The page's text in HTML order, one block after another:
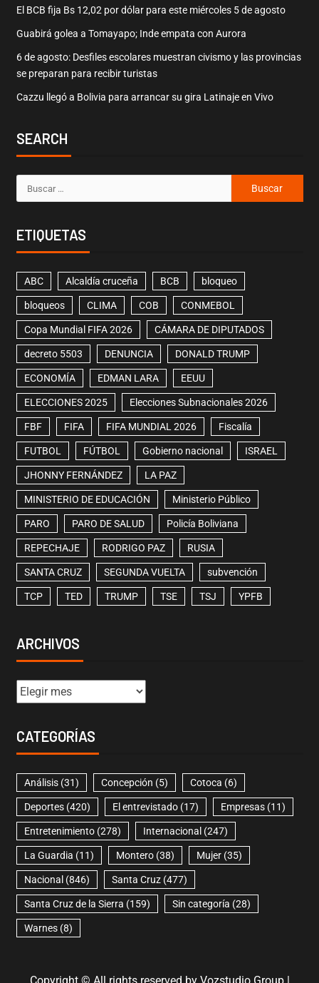
El BCB fija Bs 12,02 por dólar para este miércoles 5 de agosto
Guabirá golea a Tomayapo; Inde empata con Aurora
6 de agosto: Desfiles escolares muestran civismo y las provincias
se preparan para recibir turistas
Cazzu llegó a Bolivia para arrancar su gira Latinaje en Vivo
SEARCH
ETIQUETAS
ABC Alcaldía cruceña BCB bloqueo
bloqueos CLIMA COB CONMEBOL
Copa Mundial FIFA 2026 CÁMARA DE DIPUTADOS
decreto 5503 DENUNCIA DONALD TRUMP
ECONOMÍA EDMAN LARA EEUU
ELECCIONES 2025 Elecciones Subnacionales 2026
FBF FIFA FIFA MUNDIAL 2026 Fiscalía
FUTBOL FÚTBOL Gobierno nacional ISRAEL
JHONNY FERNÁNDEZ LA PAZ
MINISTERIO DE EDUCACIÓN Ministerio Público
PARO PARO DE SALUD Policía Boliviana
REPECHAJE RODRIGO PAZ RUSIA
SANTA CRUZ SEGUNDA VUELTA subvención
TCP TED TRUMP TSE TSJ YPFB
ARCHIVOS
CATEGORÍAS
Análisis(31) Concepción (5) Cotoca (6)
Deportes(420) El entrevistado(17) Empresas(11)
Entretenimiento(278) Internacional (247)
La Guardia (11) Montero(38) Mujer(35)
Nacional (846) Santa Cruz(477)
Santa Cruz de la Sierra (159) Sin categoría (28)
Warnes(8)